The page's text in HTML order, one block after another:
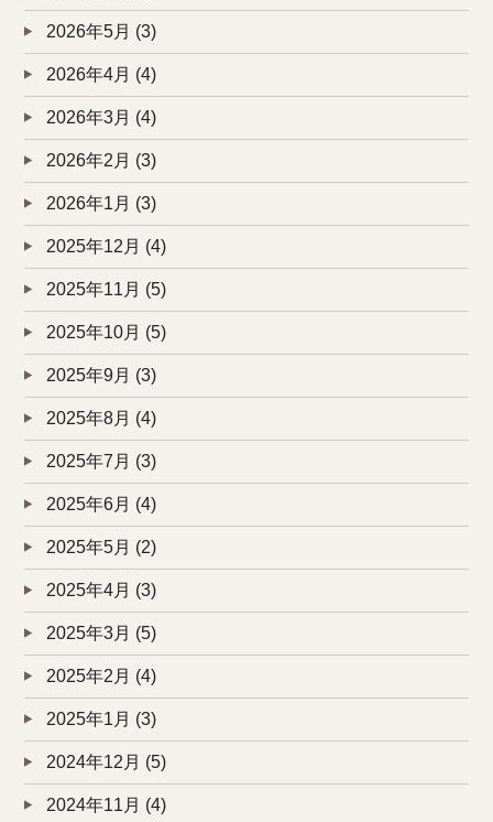
2026年5月 (3)
2026年4月 (4)
2026年3月 (4)
2026年2月 (3)
2026年1月 (3)
2025年12月 (4)
2025年11月 (5)
2025年10月 (5)
2025年9月 (3)
2025年8月 (4)
2025年7月 (3)
2025年6月 (4)
2025年5月 (2)
2025年4月 (3)
2025年3月 (5)
2025年2月 (4)
2025年1月 (3)
2024年12月 (5)
2024年11月 (4)